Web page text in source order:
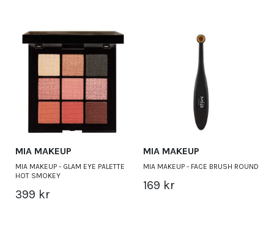
MIA MAKEUP
MIA MAKEUP - GLAM EYE PALETTE
HOT SMOKEY
399 kr
MIA MAKEUP
MIA MAKEUP - FACE BRUSH ROUND
169 kr